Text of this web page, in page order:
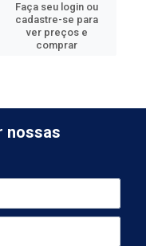
Faça seu login ou
cadastre-se para
ver preços e
comprar
nossas